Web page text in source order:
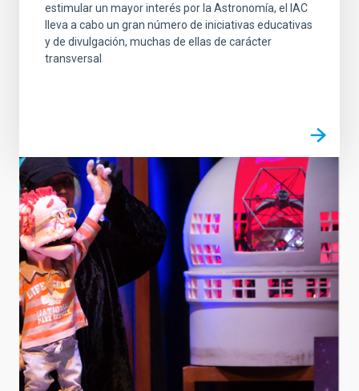
estimular un mayor interés por la Astronomía, el IAC
lleva a cabo un gran número de iniciativas educativas
y de divulgación, muchas de ellas de carácter
transversal